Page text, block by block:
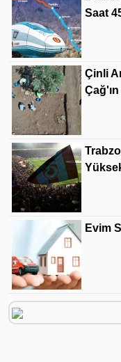
Saat
Çinli
Evim